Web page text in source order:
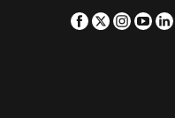
spa hotels
Facebook
Twitter